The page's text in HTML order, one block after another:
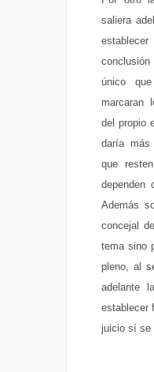
saliera
único
marcaran
del propio
daría
que
dependen
Además
concejal
tema sino
pleno, al
adelante
establecer
juicio sí se